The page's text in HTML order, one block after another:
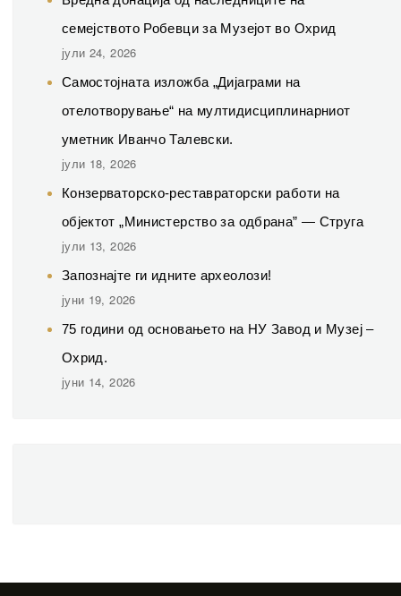
семејството Робевци за Музејот во Охрид
јули 24, 2026
Самостојната изложба „Дијаграми на
отелотворување“ на мултидисциплинарниот
уметник Иванчо Талевски.
јули 18, 2026
Конзерваторско-реставраторски работи на
објектот „Министерство за одбрана” — Струга
јули 13, 2026
Запознајте ги идните археолози!
јуни 19, 2026
75 години од основањето на НУ Завод и Музеј –
Охрид.
јуни 14, 2026